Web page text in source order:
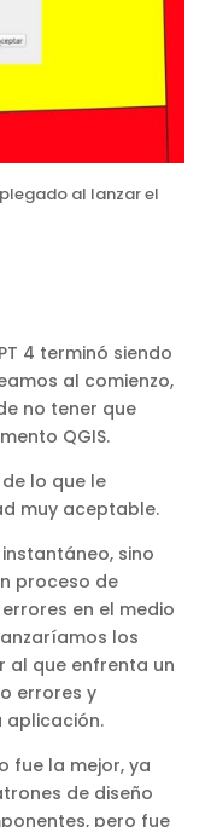
al lanzar el
4 terminó siendo
al comienzo,
no tener que
QGIS.
de lo que le
muy aceptable.
sino
proceso de
en el medio
los
al que enfrenta un
errores y
aplicación.
fue la mejor, ya
de diseño
pero fue